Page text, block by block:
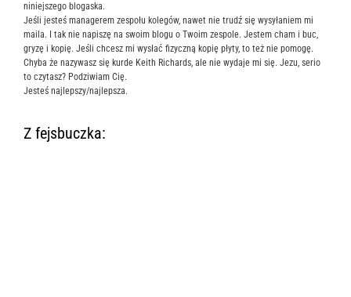
niniejszego blogaska.
Jeśli jesteś managerem zespołu kolegów, nawet nie trudź się wysyłaniem mi
maila. I tak nie napiszę na swoim blogu o Twoim zespole. Jestem cham i buc,
gryzę i kopię. Jeśli chcesz mi wysłać fizyczną kopię płyty, to też nie pomogę.
Chyba że nazywasz się kurde Keith Richards, ale nie wydaje mi się. Jezu, serio
to czytasz? Podziwiam Cię.
Jesteś najlepszy/najlepsza.
Z fejsbuczka: